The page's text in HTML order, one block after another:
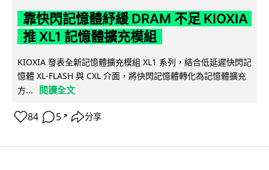
靠快閃記憶體紓緩 DRAM 不足 KIOXIA
推 XL1 記憶體擴充模組
KIOXIA 發表全新記憶體擴充模組 XL1 系列，結合低延遲快閃記
憶體 XL-FLASH 與 CXL 介面，將快閃記憶體轉化為記憶體擴充
方...
閱讀全文
84 5 ↗ 分享